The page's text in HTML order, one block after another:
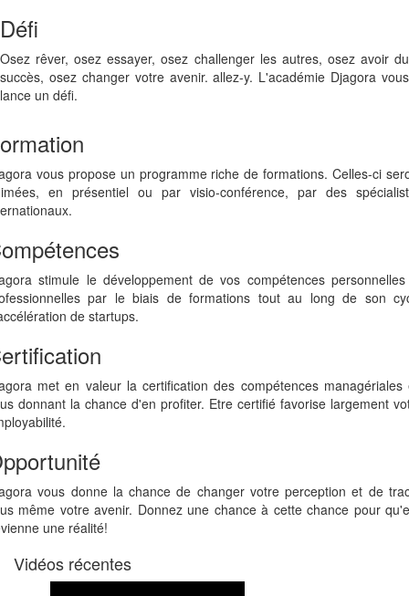
Défi
Osez rêver, osez essayer, osez challenger les autres, osez avoir du
succès, osez changer votre avenir. allez-y. L'académie Djagora vous
lance un défi.
vous propose un programme riche de formations. Celles-ci
en présentiel ou par visio-conférence, par des
stimule le développement de vos compétences
par le biais de formations tout au long de son
de startups.
met en valeur la certification des compétences managériales
donnant la chance d'en profiter. Etre certifié favorise largement
vous donne la chance de changer votre perception et de
même votre avenir. Donnez une chance à cette chance pour
une réalité!
Vidéos récentes